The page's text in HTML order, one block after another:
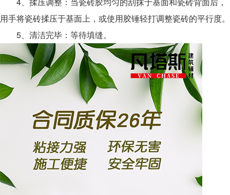
用手将瓷砖揉压于基面上，或使用胶锤轻打调整瓷砖的平行度。
5、清洁完毕：等待填缝。